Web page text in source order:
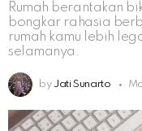
Rumah berantakan
bongkar rahasia
rumah kamu lebih
selamanya.
by Jati Sunarto